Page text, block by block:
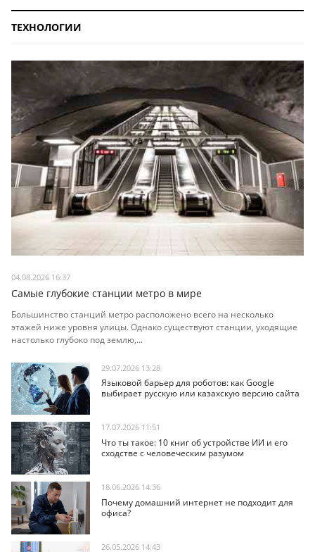
ТЕХНОЛОГИИ
04.08.2026 16:37
Самые глубокие станции метро в мире
Большинство станций метро расположено всего на несколько
этажей ниже уровня улицы. Однако существуют станции, уходящие
настолько глубоко под землю,...
29.07.2026 13:28
Языковой барьер для роботов: как Google
выбирает русскую или казахскую версию сайта
17.07.2026 11:51
Что ты такое: 10 книг об устройстве ИИ и его
сходстве с человеческим разумом
18.06.2026 14:36
Почему домашний интернет не подходит для
офиса?
26.05.2026 14:43